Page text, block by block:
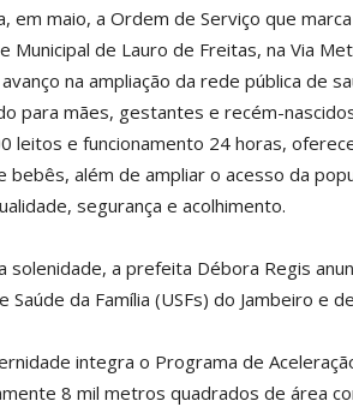
em maio, a Ordem de Serviço que
Municipal de Lauro de Freitas, na Via
na ampliação da rede pública de
para mães, gestantes e recém-
leitos e funcionamento 24 horas,
bebês, além de ampliar o acesso da
segurança e acolhimento.
solenidade, a prefeita Débora Regis
Saúde da Família (USFs) do Jambeiro e
integra o Programa de
8 mil metros quadrados de área